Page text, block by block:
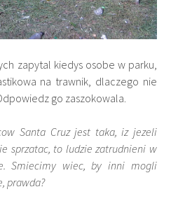
zapytal kiedys osobe w parku,
na trawnik, dlaczego nie
go zaszokowala.
Santa Cruz jest taka, iz jezeli
sprzatac, to ludzie zatrudnieni w
Smiecimy wiec, by inni mogli
prawda?